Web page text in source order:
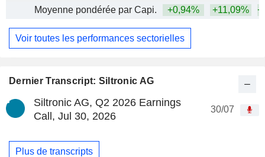
Dernier Transcript: Siltronic AG
Siltronic AG, Q2 2026 Earnings
Call, Jul 30, 2026
30/07
Plus de transcripts
Moyenne pondérée par Capi.
+0,94% +11,09%
Voir toutes les performances sectorielles